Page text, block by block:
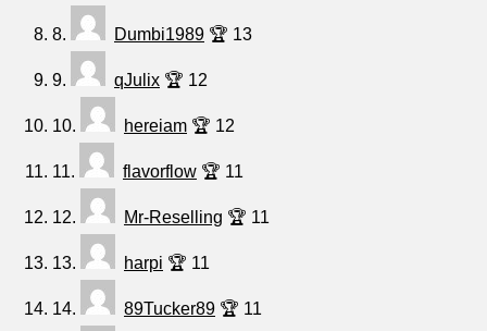
8. Dumbi1989 🏆 13
9. qJulix 🏆 12
10. hereiam 🏆 12
11. flavorflow 🏆 11
12. Mr-Reselling 🏆 11
13. harpi 🏆 11
14. 89Tucker89 🏆 11